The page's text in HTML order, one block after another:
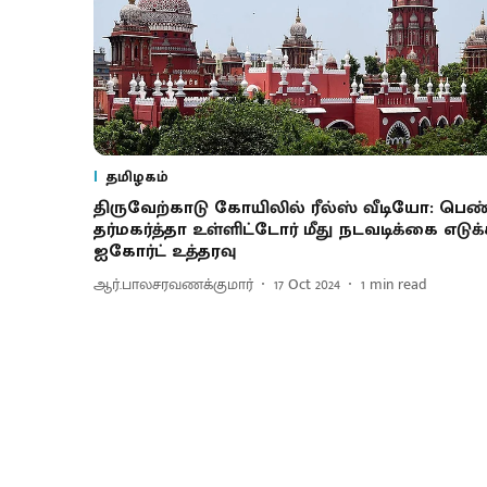
தமிழகம்
திருவேற்காடு கோயிலில் ரீல்ஸ் வீடியோ:
தர்மகர்த்தா உள்ளிட்டோர் மீது நடவடிக்கை
ஐகோர்ட் உத்தரவு
ஆர்.பாலசரவணக்குமார் 17 Oct 2024 1 min read